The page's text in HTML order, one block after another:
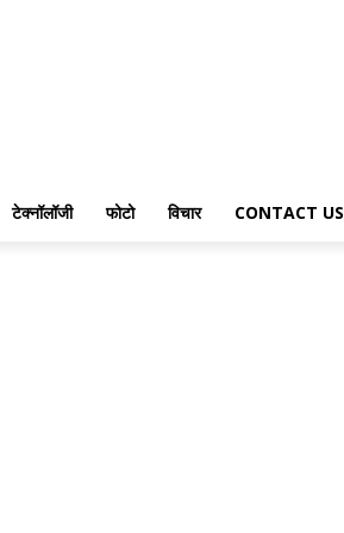
टेक्नॉलॉजी फोटो विचार CONTACT US